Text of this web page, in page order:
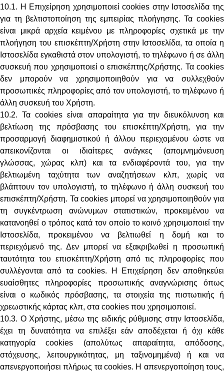
10.1. Η Επιχείρηση χρησιμοποιεί cookies στην Ιστοσελίδα της
για τη βελτιστοποίηση της εμπειρίας πλοήγησης. Τα cookies
είναι μικρά αρχεία κειμένου με πληροφορίες σχετικά με την
πλοήγηση του επισκέπτη/Χρήστη στην Ιστοσελίδα, τα οποία η
Ιστοσελίδα εγκαθιστά στον υπολογιστή, το τηλέφωνο ή σε άλλη
συσκευή που χρησιμοποιεί ο επισκέπτης/Χρήστης. Τα cookies
δεν μπορούν να χρησιμοποιηθούν για να συλλεχθούν
προσωπικές πληροφορίες από τον υπολογιστή, το τηλέφωνο ή
άλλη συσκευή του Χρήστη.
10.2. Τα cookies είναι απαραίτητα για την διευκόλυνση και
βελτίωση της πρόσβασης του επισκέπτη/Χρήστη, για την
προσαρμογή διαφημιστικού ή άλλου περιεχομένου ώστε να
απεικονίζονται οι ιδιαίτερες ανάγκες (απομνημόνευση
γλώσσας, χώρας κλπ) και τα ενδιαφέροντά του, για την
βελτιωμένη ταχύτητα των αναζητήσεων κλπ, χωρίς να
βλάπτουν τον υπολογιστή, το τηλέφωνο ή άλλη συσκευή του
επισκέπτη/Χρήστη. Τα cookies μπορεί να χρησιμοποιηθούν για
τη συγκέντρωση ανώνυμων στατιστικών, προκειμένου να
κατανοηθεί ο τρόπος κατά τον οποίο το κοινό χρησιμοποιεί την
Ιστοσελίδα, προκειμένου να βελτιωθεί η δομή και το
περιεχόμενό της. Δεν μπορεί να εξακριβωθεί η προσωπική
ταυτότητα του επισκέπτη/Χρήστη από τις πληροφορίες που
συλλέγονται από τα cookies. Η Επιχείρηση δεν αποθηκεύει
ευαίσθητες πληροφορίες προσωπικής αναγνώρισης όπως
είναι ο κωδικός πρόσβασης, τα στοιχεία της πιστωτικής ή
χρεωστικής κάρτας κλπ, στα cookies που χρησιμοποιεί.
10.3. Ο Χρήστης, μέσω της ειδικής ρύθμισης στην Ιστοσελίδα,
έχει τη δυνατότητα να επιλέξει εάν αποδέχεται ή όχι κάθε
κατηγορία cookies (απολύτως απαραίτητα, απόδοσης,
στόχευσης, λειτουργικότητας, μη ταξινομημένα) ή και να
απενεργοποιήσει πλήρως τα cookies. Η απενεργοποίηση τους,